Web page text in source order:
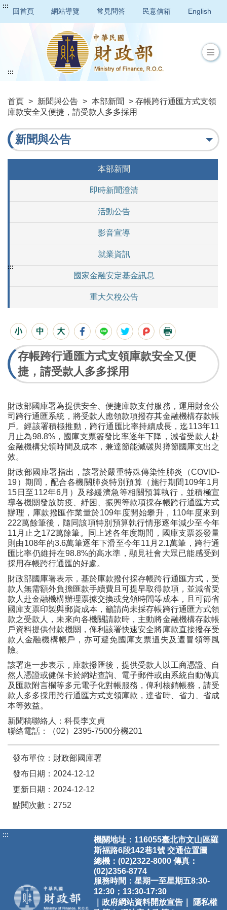
:::
回首頁 網站導覽 常見問答 民意信箱 English
首頁 > 新聞與公告 > 本部新聞
> 存帳跨行通匯方式支領
庫款安全又便捷，請受款人多多採用
:::
新聞與公告
本部新聞
即時新聞澄清
活動公告
影音宣導
就業資訊
國家金融安定基金訊息
重大欠稅公告
:::
存帳跨行通匯方式支領庫款安全又便
捷，請受款人多多採用
財政部國庫署為提供安全、便捷庫款支付服務，運用財金公
司跨行通匯系統，將受款人應領款項撥存其金融機構存款帳
戶。經該署積極推動，跨行通匯比率持續成長，迄113年11
月止為98.8%，國庫支票簽發比率逐年下降，減省受款人赴
金融機構兌領時間及成本，兼達節能減碳與撙節國庫支出之
效。
財政部國庫署指出，該署於嚴重特殊傳染性肺炎（COVID-
19）期間，配合各機關肺炎特別預算（施行期間109年1月
15日至112年6月）及移緩濟急等相關預算執行，並積極宣
導各機關發放防疫、紓困、振興等款項採存帳跨行通匯方式
辦理，庫款撥匯作業量於109年度開始攀升，110年度來到
222萬餘筆後，隨同該項特別預算執行情形逐年減少至今年
11月止之172萬餘筆。同上述各年度期間，國庫支票簽發量
則由108年的3.6萬筆逐年下滑至今年11月2.1萬筆，跨行通
匯比率仍維持在98.8%的高水準，顯見社會大眾已能感受到
採用存帳跨行通匯的好處。
財政部國庫署表示，基於庫款撥付採存帳跨行通匯方式，受
款人無需額外負擔匯款手續費且可提早取得款項，並減省受
款人赴金融機構辦理票據交換或兌領時間等成本，且可節省
國庫支票印製與郵資成本，籲請尚未採存帳跨行通匯方式領
款之受款人，未來向各機關請款時，主動將金融機構存款帳
戶資料提供付款機關，俾利該署快速安全將庫款直接撥存受
款人金融機構帳戶，亦可避免國庫支票遺失及遭冒領等風
險。
該署進一步表示，庫款撥匯後，提供受款人以工商憑證、自
然人憑證或健保卡於網站查詢、電子郵件或由系統自動傳真
及匯款附言欄等多元電子化對帳服務，俾利核銷帳務，請受
款人多多採用跨行通匯方式支領庫款，達省時、省力、省成
本等效益。
新聞稿聯絡人：科長李文貞
聯絡電話：（02）2395-7500分機201
發布單位：財政部國庫署
發布日期：2024-12-12
更新日期：2024-12-12
點閱次數：2752
:::
機關地址：116055臺北市文山區羅
斯福路6段142巷1號 交通位置圖
總機：(02)2322-8000 傳真：
(02)2356-8774
服務時間：星期一至星期五8:30-
12:30；13:30-17:30
｜政府網站資料開放宣告｜
隱私權